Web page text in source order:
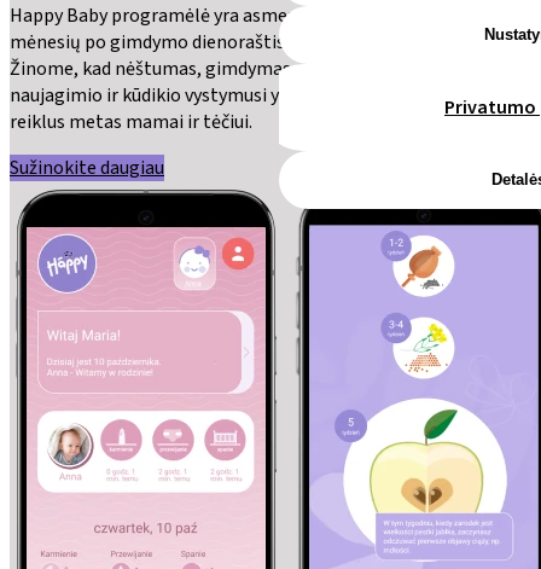
Happy Baby programėlė yra asmeninis nėštumo ir pirmųjų
mėnesių po gimdymo dienoraštis, būtinas kiekvienam tėvui.
Žinome, kad nėštumas, gimdymas, vaiko gimimas, rūpinimasis
naujagimio ir kūdikio vystymusi yra ne tik gražus, bet ir labai
reiklus metas mamai ir tėčiui.
Sužinokite daugiau